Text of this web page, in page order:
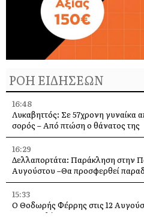
ΡΟΗ ΕΙΔΗΣΕΩΝ
16:48
Λυκαβηττός: Σε 57χρονη γυναίκα
σορός – Από πτώση ο θάνατος της
16:29
Δελλαπορτάτα: Παράκληση στην
Αυγούστου –Θα προσφερθεί
15:33
Ο Θοδωρής Φέρρης στις 12
Αργοστολίου